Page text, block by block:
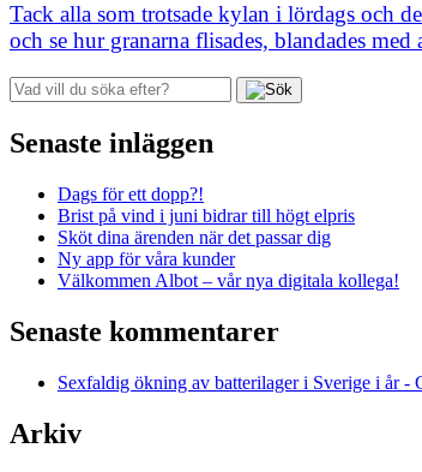
Tack alla som trotsade kylan i lördags och
och se hur granarna flisades, blandades
Senaste inläggen
Dags för ett dopp?!
Brist på vind i juni bidrar till högt elpris
Sköt dina ärenden när det passar dig
Ny app för våra kunder
Välkommen Albot – vår nya digitala kollega!
Senaste kommentarer
Sexfaldig ökning av batterilager i Sverige i år -
Arkiv